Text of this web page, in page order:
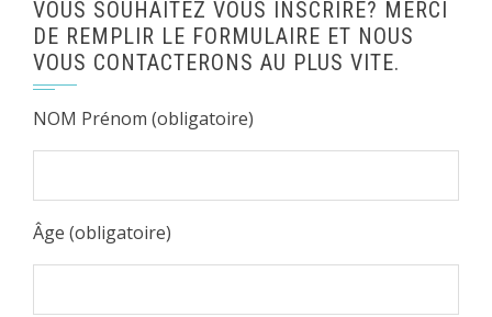
VOUS SOUHAITEZ VOUS INSCRIRE? MERCI
DE REMPLIR LE FORMULAIRE ET NOUS
VOUS CONTACTERONS AU PLUS VITE.
NOM Prénom (obligatoire)
Âge (obligatoire)